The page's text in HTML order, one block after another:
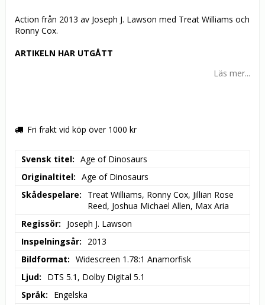
Action från 2013 av Joseph J. Lawson med Treat Williams och
Ronny Cox.
ARTIKELN HAR UTGÅTT
Läs mer...
Fri frakt vid köp över 1000 kr
Svensk titel
Age of Dinosaurs
Originaltitel
Age of Dinosaurs
Skådespelare
Treat Williams, Ronny Cox, Jillian Rose
Reed, Joshua Michael Allen, Max Aria
Regissör
Joseph J. Lawson
Inspelningsår
2013
Bildformat
Widescreen 1.78:1 Anamorfisk
Ljud
DTS 5.1, Dolby Digital 5.1
Språk
Engelska